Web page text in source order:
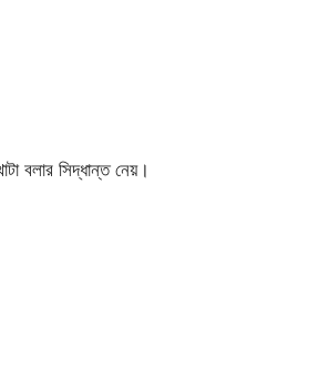
বলার সিদ্ধান্ত নেয়।